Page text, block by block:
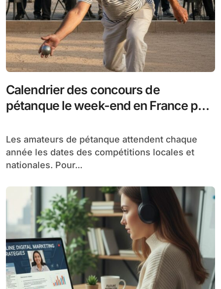
Calendrier des concours de
pétanque le week-end en France par
Les amateurs de pétanque attendent chaque
année les dates des compétitions locales et
nationales. Pour...